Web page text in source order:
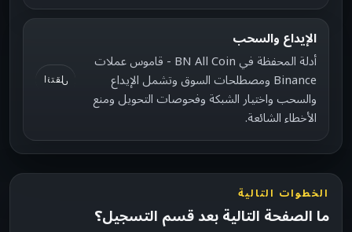
الإيداع والسحب
أدلة المحفظة في BN All Coin - قاموس عملات
Binance ومصطلحات السوق وتشمل الإيداع
والسحب واختيار الشبكة وفحوصات التحويل ومنع
الأخطاء الشائعة.
انتقل
الخطوات التالية
ما الصفحة التالية بعد قسم التسجيل؟